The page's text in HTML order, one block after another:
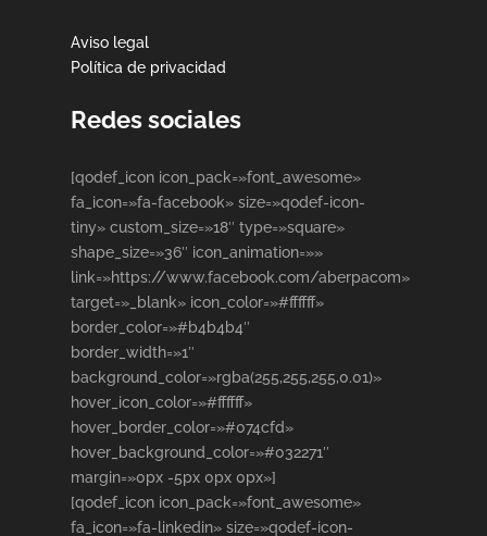
Aviso legal
Política de privacidad
Redes sociales
[qodef_icon icon_pack=»font_awesome»
fa_icon=»fa-facebook» size=»qodef-icon-
tiny» custom_size=»18″ type=»square»
shape_size=»36″ icon_animation=»»
link=»https://www.facebook.com/aberpacom»
target=»_blank» icon_color=»#ffffff»
border_color=»#b4b4b4″
border_width=»1″
background_color=»rgba(255,255,255,0.01)»
hover_icon_color=»#ffffff»
hover_border_color=»#074cfd»
hover_background_color=»#032271″
margin=»0px -5px 0px 0px»]
[qodef_icon icon_pack=»font_awesome»
fa_icon=»fa-linkedin» size=»qodef-icon-